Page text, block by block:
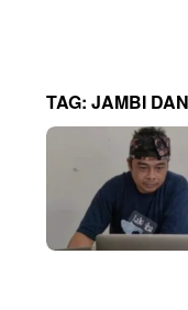
TAG: JAMBI